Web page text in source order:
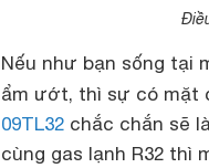
Nếu như bạn sống tại
ẩm ướt, thì sự có mặt
09TL32 chắc chắn sẽ
cùng gas lạnh R32 thì